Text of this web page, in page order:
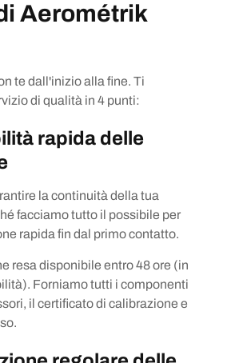
Aerométrik
te dall'inizio alla fine. Ti
di qualità in 4 punti:
rapida delle
la continuità della tua
facciamo tutto il possibile per
rapida fin dal primo contatto.
resa disponibile entro 48 ore (in
Forniamo tutti i componenti
il certificato di calibrazione e